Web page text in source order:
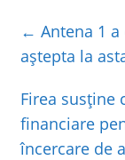
e
b
o
k
er
← Antena 1
aștepta la
Firea susține
financiare
încercare de